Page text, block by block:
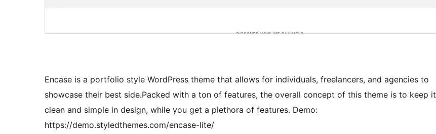
Encase is a portfolio style WordPress theme that allows for individuals, freelancers, and agencies to
showcase their best side.Packed with a ton of features, the overall concept of this theme is to keep it
clean and simple in design, while you get a plethora of features. Demo:
https://demo.styledthemes.com/encase-lite/